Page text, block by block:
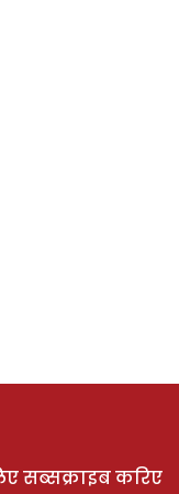
सब्सक्राइब करिए